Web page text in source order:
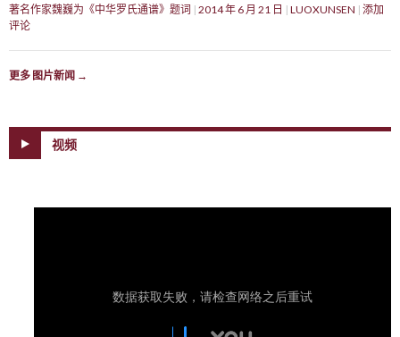
著名作家魏巍为《中华罗氏通谱》题词 2014 年 6 月 21 日 LUOXUNSEN 添加
评论
更多 图片新闻 →
视频